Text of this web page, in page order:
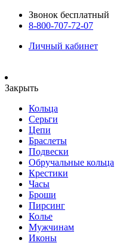
Звонок бесплатный
8-800-707-72-07
Личный кабинет
Закрыть
Кольца
Серьги
Цепи
Браслеты
Подвески
Обручальные кольца
Крестики
Часы
Броши
Пирсинг
Колье
Мужчинам
Иконы